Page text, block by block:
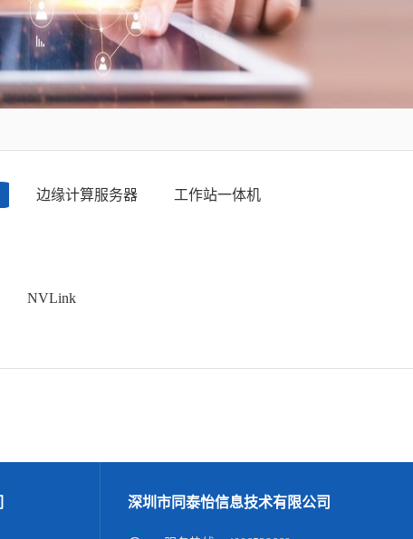
边缘计算服务器 工作站一体机
NVLink
深圳市同泰怡信息技术有限公司